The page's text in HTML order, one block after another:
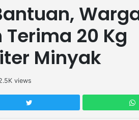
20 Kg
Minyak
views